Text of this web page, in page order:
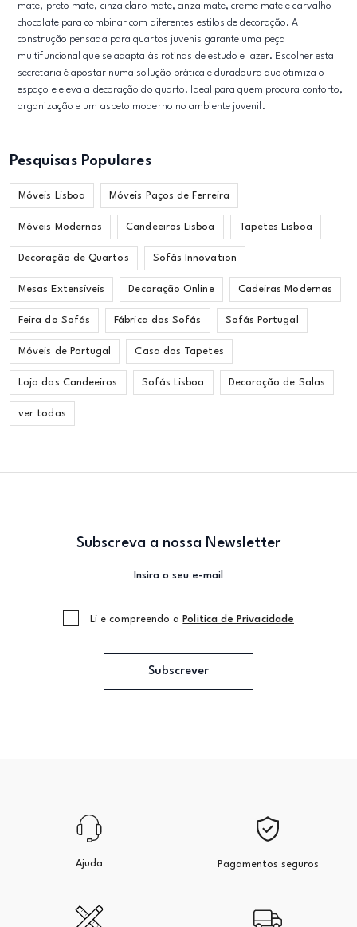
mate, preto mate, cinza claro mate, cinza mate, creme mate e carvalho
chocolate para combinar com diferentes estilos de decoração. A
construção pensada para quartos juvenis garante uma peça
multifuncional que se adapta às rotinas de estudo e lazer. Escolher esta
secretaria é apostar numa solução prática e duradoura que otimiza o
espaço e eleva a decoração do quarto. Ideal para quem procura conforto,
organização e um aspeto moderno no ambiente juvenil.
Pesquisas Populares
Móveis Lisboa Móveis Paços de Ferreira
Móveis Modernos Candeeiros Lisboa Tapetes Lisboa
Decoração de Quartos Sofás Innovation
Mesas Extensíveis Decoração Online Cadeiras Modernas
Feira do Sofás Fábrica dos Sofás Sofás Portugal
Móveis de Portugal Casa dos Tapetes
Loja dos Candeeiros Sofás Lisboa Decoração de Salas
ver todas
Subscreva a nossa Newsletter
Li e compreendo a Politica de Privacidade
Subscrever
Ajuda Pagamentos seguros